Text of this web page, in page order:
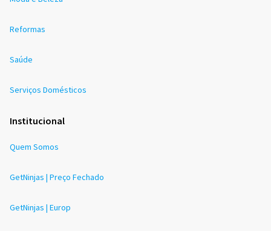
Reformas
Saúde
Serviços Domésticos
Institucional
Quem Somos
GetNinjas | Preço Fechado
GetNinjas | Europ